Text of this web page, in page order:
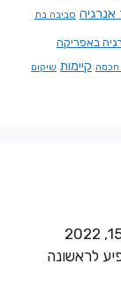
אנרגיה סביבה בת
באפריקה
חכמה קיימות שיקום
לראשונה